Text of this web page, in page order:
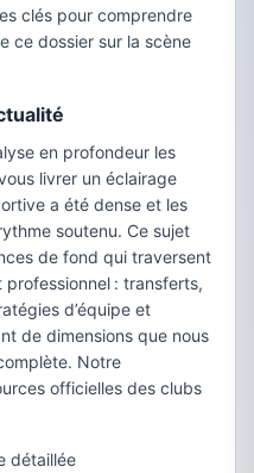
clés pour comprendre
ce dossier sur la scène
en profondeur les
livrer un éclairage
a été dense et les
soutenu. Ce sujet
de fond qui traversent
professionnel : transferts,
d’équipe et
de dimensions que nous
Notre
officielles des clubs
détaillée